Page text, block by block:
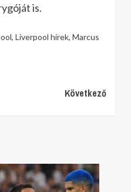
is.
, Liverpool hírek, Marcus
Következő